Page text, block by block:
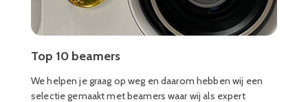
Top 10 beamers
We helpen je graag op weg en daarom hebben wij een
selectie gemaakt met beamers waar wij als expert